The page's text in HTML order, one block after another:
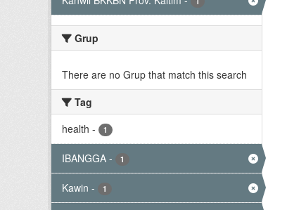
Grup
There are no Grup that match this search
Tag
health - 1
IBANGGA - 1
Kawin - 1